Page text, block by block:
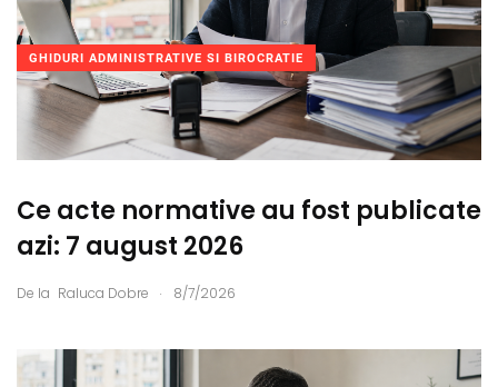
GHIDURI ADMINISTRATIVE SI BIROCRATIE
Ce acte normative au fost publicate
azi: 7 august 2026
De la Raluca Dobre . 8/7/2026